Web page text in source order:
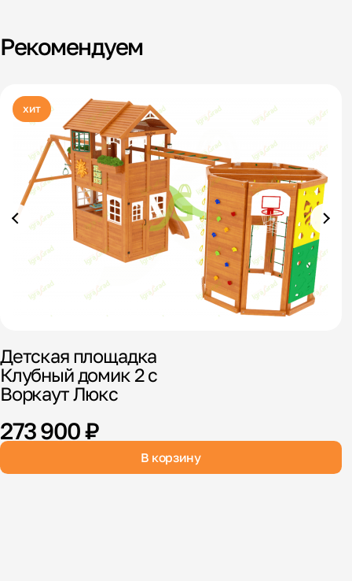
Рекомендуем
хит
Детская площадка
Клубный домик 2 с
Воркаут Люкс
273 900 ₽
В корзину